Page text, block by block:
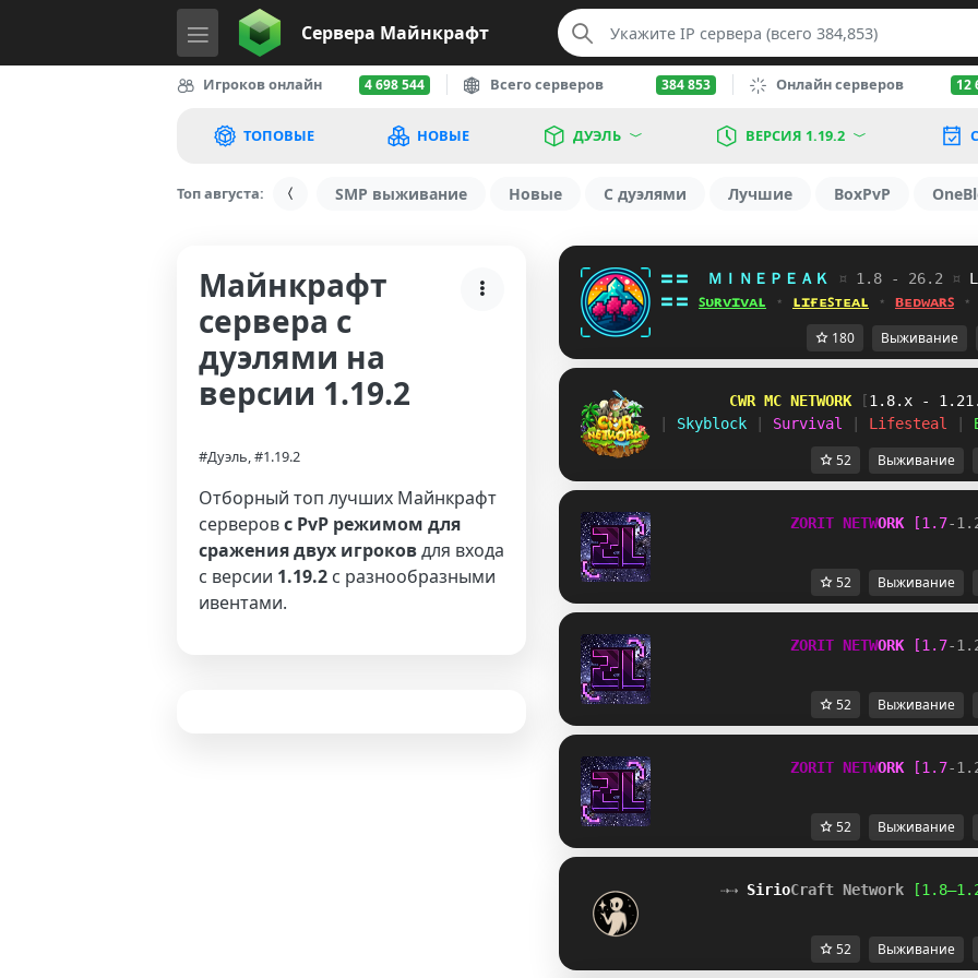
Сервера Майнкрафт
Игроков онлайн 4 698 544 Всего серверов 384 853 Онлайн серверов 12
ТОПОВЫЕ НОВЫЕ ДУЭЛЬ ВЕРСИЯ 1.19.2
Топ августа: SMP выживание Новые С дуэлями Лучшие BoxPvP
Майнкрафт
сервера с
дуэлями на
версии 1.19.2
#Дуэль, #1.19.2
Отборный топ лучших Майнкрафт
серверовс PvP режимом для
сражения двух игроковдля входа
с версии 1.19.2 с разнообразными
ивентами.
〓〓 ＭＩＮＥＰＥＡＫ ¤ 1.8 - 26.2 ¤
〓〓 ꜱᴜʀᴠɪᴠᴀʟ ⋆ ʟɪғᴇꜱᴛᴇᴀʟ ⋆ ʙᴇᴅᴡᴀʀꜱ ⋆
180 Выживание
CWR MC NETWORK [1.8.x -
Skyblock Survival Lifesteal
52 Выживание
ZORIT NETWORK [1 . 7-1 .
52 Выживание
ZORIT NETWORK [1 . 7-1 .
52 Выживание
ZORIT NETWORK [1 . 7-1 .
52 Выживание
⇢⇢ SirioCraft Network
52 Выживание